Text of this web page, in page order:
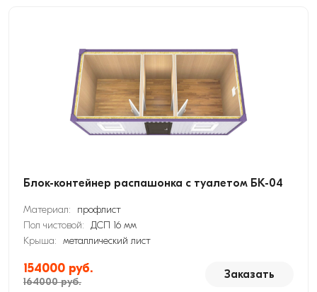
Блок-контейнер распашонка с туалетом БК-04
Материал:
профлист
Пол чистовой: ДСП 16 мм
Крыша: металлический лист
154000 руб.
164000 руб.
Заказать